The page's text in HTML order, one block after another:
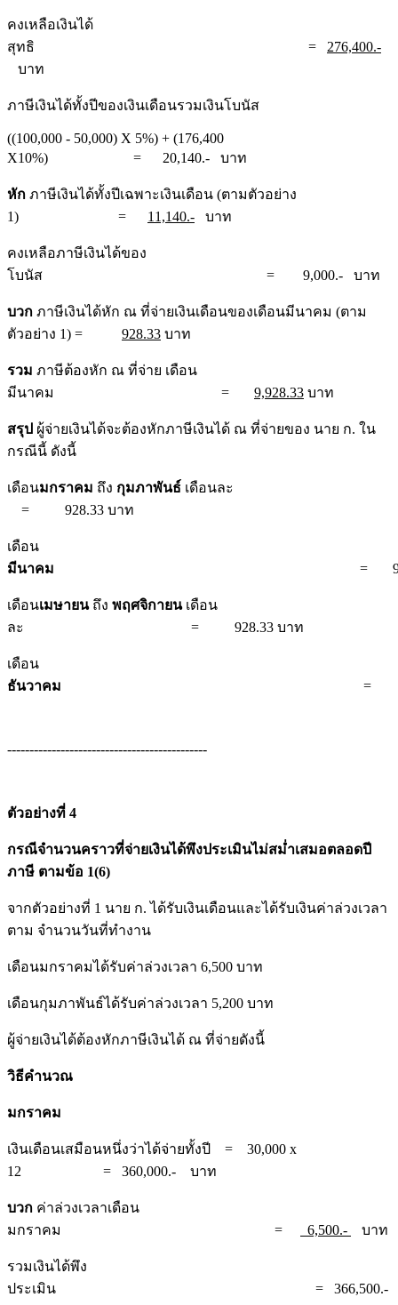
คงเหลือเงินได้
สุทธิ = 276,400.-
บาท
ภาษีเงินได้ทั้งปีของเงินเดือนรวมเงินโบนัส
((100,000 - 50,000) X 5%) + (176,400
X10%) = 20,140.- บาท
หัก ภาษีเงินได้ทั้งปีเฉพาะเงินเดือน (ตามตัวอย่าง
1) = 11,140.- บาท
คงเหลือภาษีเงินได้ของ
โบนัส = 9,000.- บาท
บวก ภาษีเงินได้หัก ณ ที่จ่ายเงินเดือนของเดือนมีนาคม (ตาม
ตัวอย่าง 1) = 928.33 บาท
รวม ภาษีต้องหัก ณ ที่จ่าย เดือน
มีนาคม = 9,928.33 บาท
สรุป ผู้จ่ายเงินได้จะต้องหักภาษีเงินได้ ณ ที่จ่ายของ นาย ก. ใน
กรณีนี้ ดังนี้
เดือนมกราคม ถึง กุมภาพันธ์ เดือนละ
= 928.33 บาท
เดือน
มีนาคม = 9,928.33
เดือนเมษายนถึง พฤศจิกายนเดือน
ละ = 928.33 บาท
เดือน
ธันวาคม = 928.37
---------------------------------------------
ตัวอย่างที่ 4
กรณีจำนวนคราวที่จ่ายเงินได้พึงประเมินไม่สม่ำเสมอตลอดปี
ภาษี ตามข้อ 1(6)
จากตัวอย่างที่ 1 นาย ก. ได้รับเงินเดือนและได้รับเงินค่าล่วงเวลา
ตาม จำนวนวันที่ทำงาน
เดือนมกราคมได้รับค่าล่วงเวลา 6,500 บาท
เดือนกุมภาพันธ์ได้รับค่าล่วงเวลา 5,200 บาท
ผู้จ่ายเงินได้ต้องหักภาษีเงินได้ ณ ที่จ่ายดังนี้
วิธีคำนวณ
มกราคม
เงินเดือนเสมือนหนึ่งว่าได้จ่ายทั้งปี = 30,000 x
12 = 360,000.- บาท
บวก ค่าล่วงเวลาเดือน
มกราคม =
6,500.- บาท
รวมเงินได้พึง
ประเมิน = 366,500.-